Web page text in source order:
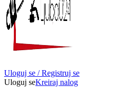
Uloguj se / Registruj se
Uloguj seKreiraj nalog